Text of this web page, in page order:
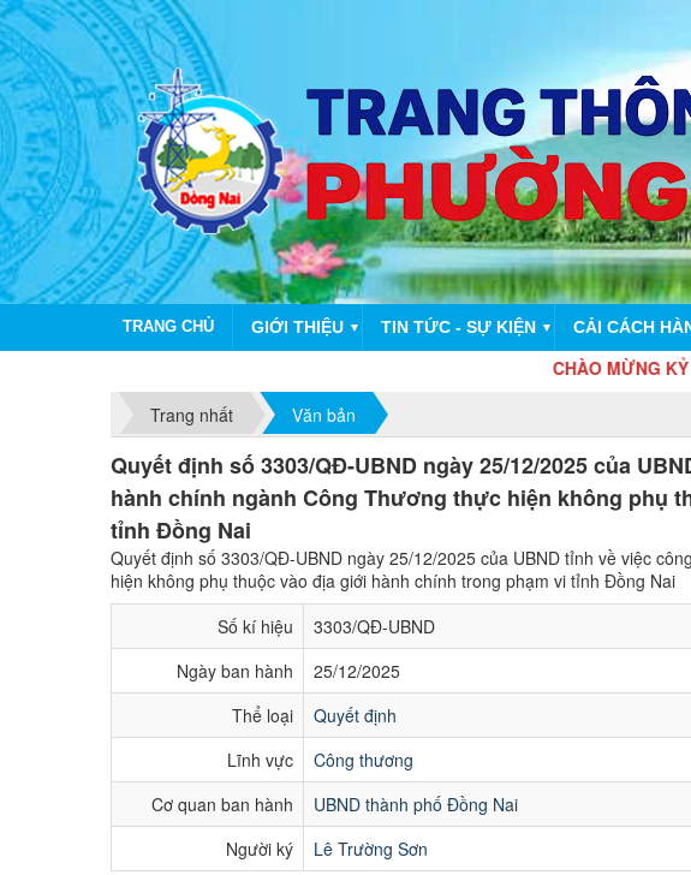
TRANG CHỦ GIỚI THIỆU ▼ TIN TỨC - SỰ KIỆN ▼ CẢI CÁCH
CHÀO MỪNG KỶ NIỆM
Trang nhất
Văn bản
Quyết định số 3303/QĐ-UBND ngày 25/12/2025 của
hành chính ngành Công Thương thực hiện không phụ
tỉnh Đồng Nai
Quyết định số 3303/QĐ-UBND ngày 25/12/2025 của UBND tỉnh về việc
hiện không phụ thuộc vào địa giới hành chính trong phạm vi tỉnh Đồng Nai
Số kí hiệu
3303/QĐ-UBND
Ngày ban hành
25/12/2025
Thể loại
Quyết định
Lĩnh vực
Công thương
Cơ quan ban hành
UBND thành phố Đồng Nai
Người ký
Lê Trường Sơn